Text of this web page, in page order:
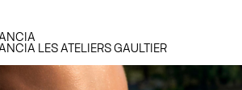
LES ATELIERS GAULTIER